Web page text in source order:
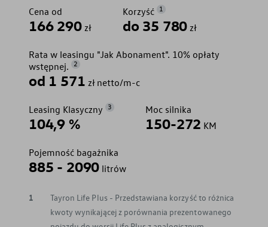
Cena od
166 290 zł
Korzyść 1
do 35 780 zł
Rata w leasingu "Jak Abonament". 10% opłaty
wstępnej.
2
od 1 571 zł netto/m-c
Leasing Klasyczny 3
104,9 %
Moc silnika
150-272 KM
Pojemność bagażnika
885 - 2090 litrów
1
Tayron Life Plus - Przedstawiana korzyść to różnica
kwoty wynikającej z porównania prezentowanego